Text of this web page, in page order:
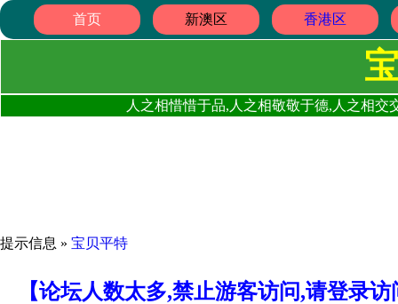
首页 新澳区 香港区
人之相惜惜于品,人之相敬敬于德,人之相
提示信息 » 宝贝平特
【论坛人数太多,禁止游客访问,请登录